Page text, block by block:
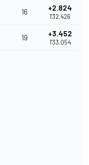
16 +2.824
1'32.426
19 +3.452
1'33.054